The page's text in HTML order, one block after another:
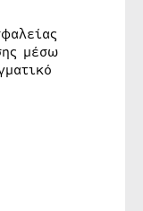
μέσω